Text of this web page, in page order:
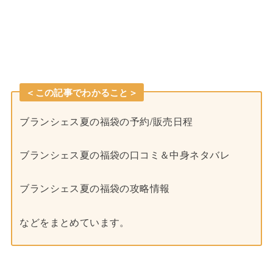
＜この記事でわかること＞
ブランシェス夏の福袋の予約/販売日程
ブランシェス夏の福袋の口コミ＆中身ネタバレ
ブランシェス夏の福袋の攻略情報
などをまとめています。